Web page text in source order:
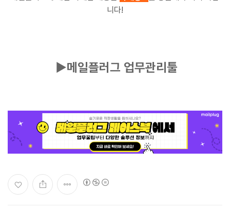
니다!
▶메일플러그 업무관리툴